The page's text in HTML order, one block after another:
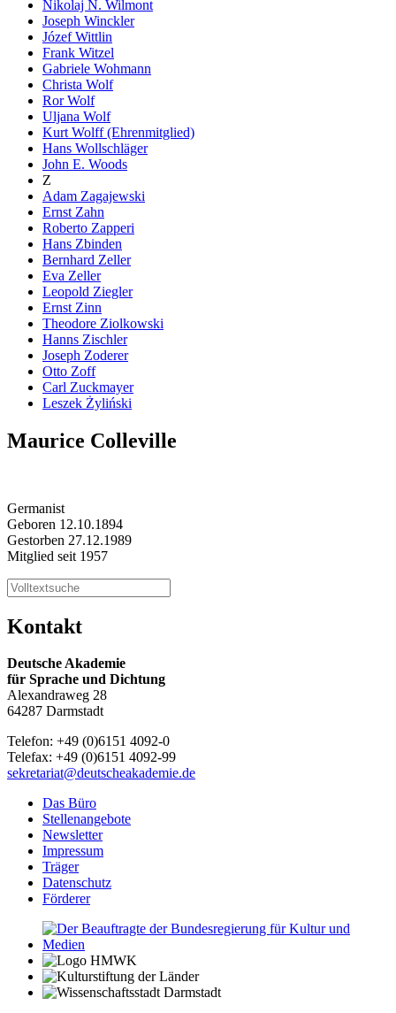
Nikolaj N. Wilmont
Joseph Winckler
Józef Wittlin
Frank Witzel
Gabriele Wohmann
Christa Wolf
Ror Wolf
Uljana Wolf
Kurt Wolff (Ehrenmitglied)
Hans Wollschläger
John E. Woods
Z
Adam Zagajewski
Ernst Zahn
Roberto Zapperi
Hans Zbinden
Bernhard Zeller
Eva Zeller
Leopold Ziegler
Ernst Zinn
Theodore Ziolkowski
Hanns Zischler
Joseph Zoderer
Otto Zoff
Carl Zuckmayer
Leszek Żyliński
Maurice Colleville
Germanist
Geboren 12.10.1894
Gestorben 27.12.1989
Mitglied seit 1957
Kontakt
Deutsche Akademie
für Sprache und Dichtung
Alexandraweg 28
64287 Darmstadt
Telefon: +49 (0)6151 4092-0
Telefax: +49 (0)6151 4092-99
sekretariat@deutscheakademie.de
Das Büro
Stellenangebote
Newsletter
Impressum
Träger
Datenschutz
Förderer